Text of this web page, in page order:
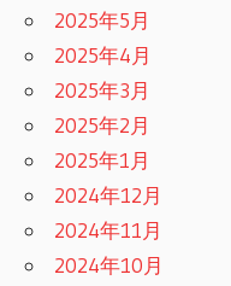
2025年5月
2025年4月
2025年3月
2025年2月
2025年1月
2024年12月
2024年11月
2024年10月